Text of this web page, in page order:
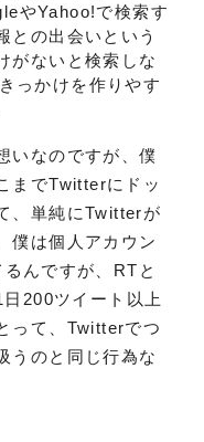
やYahoo!で検索す
との出会いという
がないと検索しな
っかけを作りやす
いなのですが、僕
までTwitterにドッ
、単純にTwitterが
僕は個人アカウン
んですが、RTと
200ツイート以上
って、Twitterでつ
うのと同じ行為な